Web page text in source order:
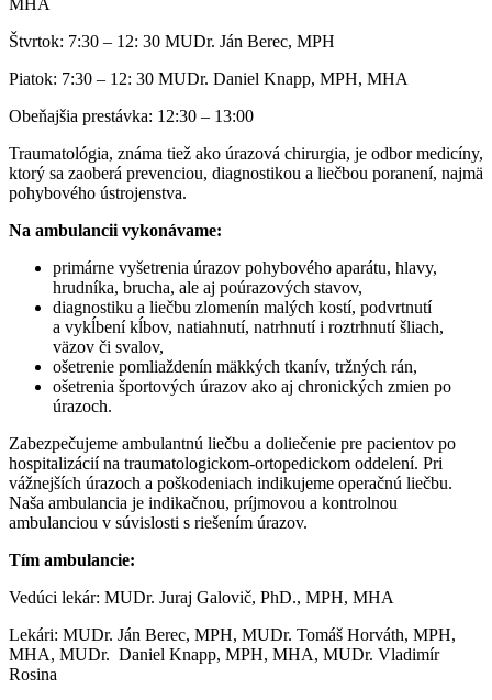
MHA
Štvrtok: 7:30 – 12: 30 MUDr. Ján Berec, MPH
Piatok: 7:30 – 12: 30 MUDr. Daniel Knapp, MPH, MHA
Obeňajšia prestávka: 12:30 – 13:00
Traumatológia, známa tiež ako úrazová chirurgia, je odbor medicíny,
ktorý sa zaoberá prevenciou, diagnostikou a liečbou poranení, najmä
pohybového ústrojenstva.
Na ambulancii vykonávame:
primárne vyšetrenia úrazov pohybového aparátu, hlavy,
hrudníka, brucha, ale aj poúrazových stavov,
diagnostiku a liečbu zlomenín malých kostí, podvrtnutí
a vykĺbení kĺbov, natiahnutí, natrhnutí i roztrhnutí šliach,
väzov či svalov,
ošetrenie pomliaždenín mäkkých tkanív, tržných rán,
ošetrenia športových úrazov ako aj chronických zmien po
úrazoch.
Zabezpečujeme ambulantnú liečbu a doliečenie pre pacientov po
hospitalizácií na traumatologickom-ortopedickom oddelení. Pri
vážnejších úrazoch a poškodeniach indikujeme operačnú liečbu.
Naša ambulancia je indikačnou, príjmovou a kontrolnou
ambulanciou v súvislosti s riešením úrazov.
Tím ambulancie:
Vedúci lekár: MUDr. Juraj Galovič, PhD., MPH, MHA
Lekári: MUDr. Ján Berec, MPH, MUDr. Tomáš Horváth, MPH,
MHA, MUDr. Daniel Knapp, MPH, MHA, MUDr. Vladimír
Rosina